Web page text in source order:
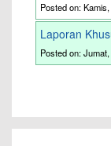
Posted on:
Laporan
Posted on: